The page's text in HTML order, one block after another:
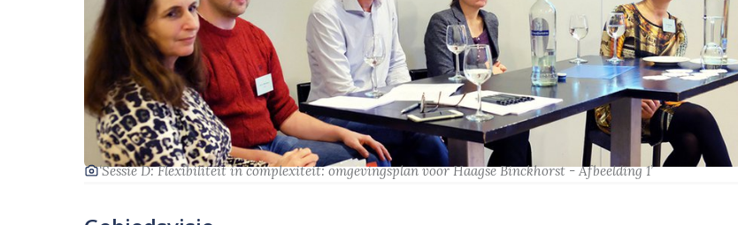
‘Sessie D: Flexibiliteit in complexiteit: omgevingsplan voor Haagse Binckhorst - Afbeelding 1’